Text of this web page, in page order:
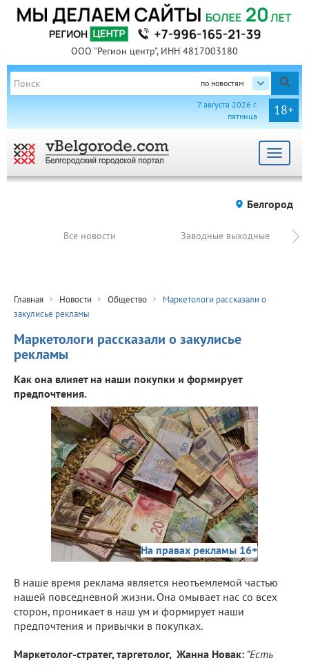
ООО "Регион центр", ИНН 4817003180
по новостям
18+
7 августа 2026 г.
пятница
Toggle
Белгород
Все новости Заводные выходные
Главная Новости Общество
Маркетологи рассказали о
закулисье рекламы
Маркетологи рассказали о закулисье
рекламы
Как она влияет на наши покупки и формирует
предпочтения.
На правах рекламы 16+
В наше время реклама является неотъемлемой частью
нашей повседневной жизни. Она омывает нас со всех
сторон, проникает в наш ум и формирует наши
предпочтения и привычки в покупках.
Маркетолог-стратег, таргетолог, Жанна Новак: “Есть